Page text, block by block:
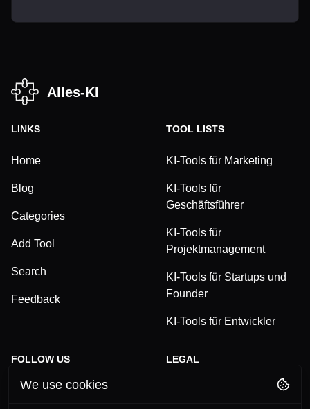
Alles-KI
LINKS
Home
Blog
Categories
Add Tool
Search
Feedback
TOOL LISTS
KI-Tools für Marketing
KI-Tools für
Geschäftsführer
KI-Tools für
Projektmanagement
KI-Tools für Startups und
Founder
KI-Tools für Entwickler
FOLLOW US
TikTok
LEGAL
We use cookies